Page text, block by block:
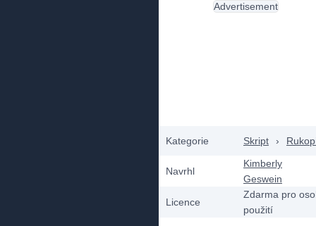
Kategorie Skript ›
Navrhl
Kimberly
Geswein
Licence
Zdarma pro
použití
Advertisement